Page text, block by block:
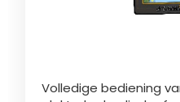
Volledige bediening